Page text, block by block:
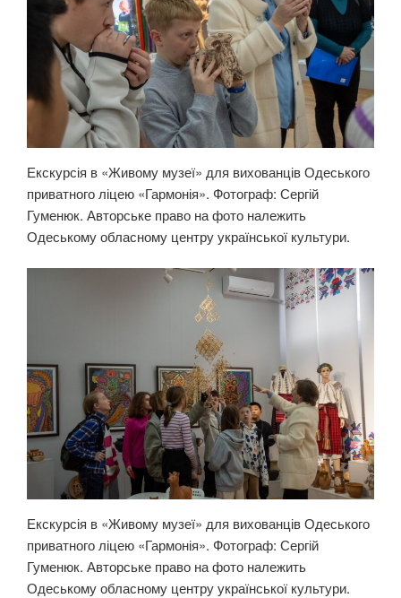
Екскурсія в «Живому музеї» для вихованців Одеського
приватного ліцею «Гармонія». Фотограф: Сергій
Гуменюк. Авторське право на фото належить
Одеському обласному центру української культури.
Екскурсія в «Живому музеї» для вихованців Одеського
приватного ліцею «Гармонія». Фотограф: Сергій
Гуменюк. Авторське право на фото належить
Одеському обласному центру української культури.